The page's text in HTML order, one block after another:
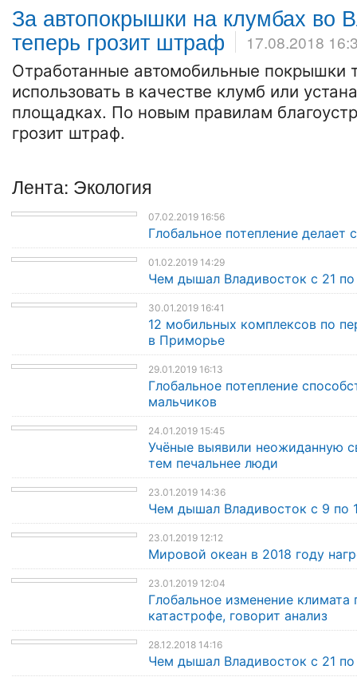
За автопокрышки на клумбах во
теперь грозит штраф 17.08.2018
Отработанные автомобильные покрышки
использовать в качестве клумб или
площадках. По новым правилам
грозит штраф.
Лента: Экология
07.02.2019 16:56
Глобальное потепление
01.02.2019 14:29
Чем дышал Владивосток с 21 по
30.01.2019 16:41
12 мобильных комплексов по
в Приморье
29.01.2019 16:13
Глобальное потепление
мальчиков
24.01.2019 15:45
Учёные выявили неожиданную
тем печальнее люди
23.01.2019 14:36
Чем дышал Владивосток с 9 по
23.01.2019 12:12
Мировой океан в 2018 году
23.01.2019 12:04
Глобальное изменение
катастрофе, говорит анализ
28.12.2018 14:16
Чем дышал Владивосток с 21 по